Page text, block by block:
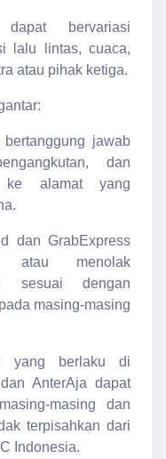
bervariasi
lalu lintas, cuaca,
atau pihak ketiga.
jawab
dan
ke alamat yang
dan GrabExpress
atau menolak
sesuai dengan
masing-masing
yang berlaku di
AnterAja dapat
masing dan
terpisahkan dari
Indonesia.